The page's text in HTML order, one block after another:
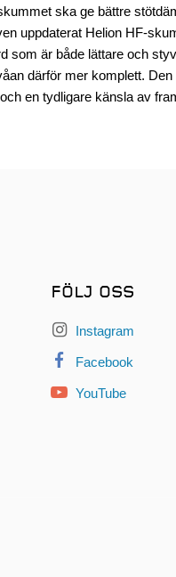
ska ge bättre
uppdaterat Helion HF-
som är både lättare och
därför mer komplett. Den
en tydligare känsla av
FÖLJ OSS
Instagram
Facebook
YouTube